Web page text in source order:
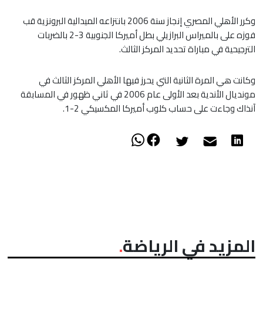
وكرر الأهلي المصري إنجاز سنة 2006 بانتزاعه الميدالية البرونزية قب
فوزه على بالميراس البرازيلي بطل أميركا الجنوبية 3-2 بالضربات
الترجيحية في مباراة تحديد المركز الثالث.
وكانت هي المرة الثانية التي يحرز فيها الأهلي المركز الثالث في
مونديال الأندية بعد الأولى عام 2006 في ثاني ظهور في المسابقة
آنذاك وجاءت على حساب كلوب أميركا المكسيكي 2-1.
المزيد في الرياضة